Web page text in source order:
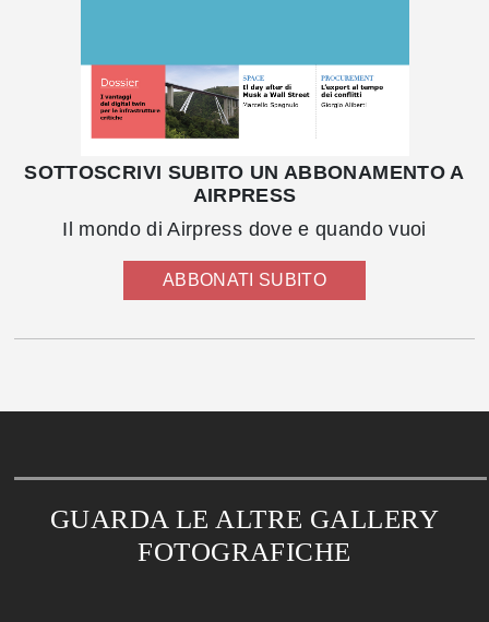
SOTTOSCRIVI SUBITO UN ABBONAMENTO A
AIRPRESS
Il mondo di Airpress dove e quando vuoi
ABBONATI SUBITO
GUARDA LE ALTRE GALLERY
FOTOGRAFICHE